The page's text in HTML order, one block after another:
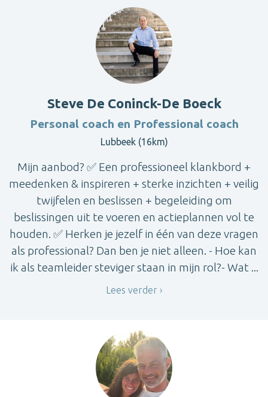
Steve De Coninck-De Boeck
Personal coach en Professional coach
Lubbeek (16km)
Mijn aanbod? ✅ Een professioneel klankbord +
meedenken & inspireren + sterke inzichten + veilig
twijfelen en beslissen + begeleiding om
beslissingen uit te voeren en actieplannen vol te
houden. ✅ Herken je jezelf in één van deze vragen
als professional? Dan ben je niet alleen. - Hoe kan
ik als teamleider steviger staan in mijn rol?- Wat ...
Lees verder